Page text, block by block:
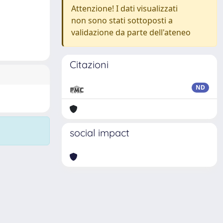
Attenzione! I dati visualizzati
non sono stati sottoposti a
validazione da parte dell'ateneo
Citazioni
ND
social impact